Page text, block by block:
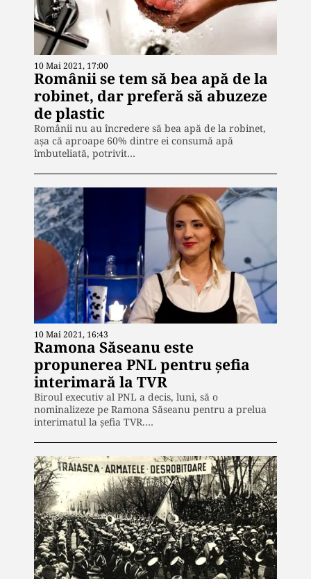
10 Mai 2021, 17:00
Românii se tem să bea apă de la
robinet, dar preferă să abuzeze
de plastic
Românii nu au încredere să bea apă de la robinet,
așa că aproape 60% dintre ei consumă apă
îmbuteliată, potrivit…
10 Mai 2021, 16:43
Ramona Săseanu este
propunerea PNL pentru șefia
interimară la TVR
Biroul executiv al PNL a decis, luni, să o
nominalizeze pe Ramona Săseanu pentru a prelua
interimatul la şefia TVR.…